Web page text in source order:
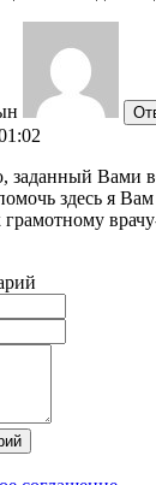
заданный Вами
здесь я